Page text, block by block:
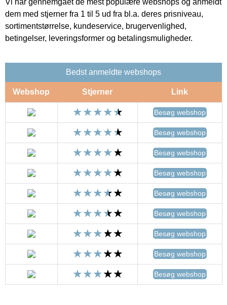
dem med stjerner fra 1 til 5 ud fra bl.a. deres prisniveau,
sortimentstørrelse, kundeservice, brugervenlighed,
betingelser, leveringsformer og betalingsmuligheder.
Bedst anmeldte webshops
Webshop Stjerner Link
Besøg webshop
Besøg webshop
Besøg webshop
Besøg webshop
Besøg webshop
Besøg webshop
Besøg webshop
Besøg webshop
Besøg webshop